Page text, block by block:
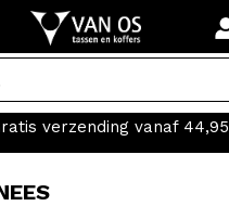
verzending vanaf 44,95